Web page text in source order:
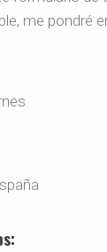
me pondré